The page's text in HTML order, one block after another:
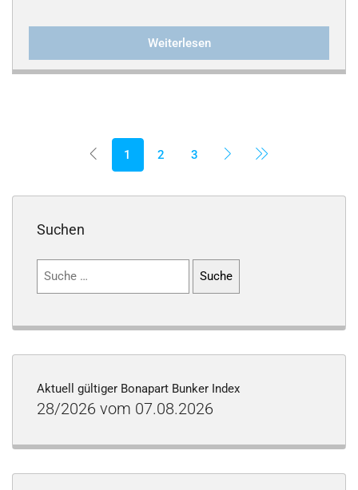
Weiterlesen
1 2 3
Suchen
Suchen
Aktuell gültiger Bonapart Bunker Index
28/2026 vom 07.08.2026